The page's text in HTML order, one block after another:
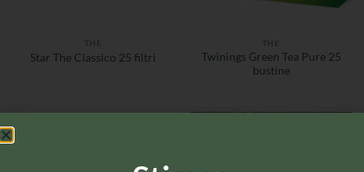
THE
Star The Classico 25 filtri
THE
Twinings Green Tea Pure 25
bustine